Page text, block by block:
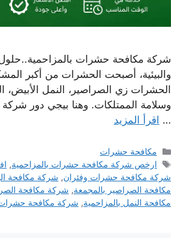
شركة مكافحة حشرات
والبيئية، أصبحت الحشرات من أكبر
الحشرات زي الصراصير، النمل الأبيض،
وسلامة الممتلكات. وهنا بيجي دور
… اقرأ المزيد
التصنيفات
مكافحة حشرات
الوسوم
ارخص شركة مكافحة حشرات بالمزاحمية,
شركة مكافحة حشرات وفئران, شركة مكافحة
مكافحة الصراصير بالمجمعة, شركة مكافحة
مكافحة النمل بالمزاحمية, شركة مكافحة